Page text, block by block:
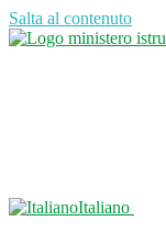
Salta al contenuto
Italiano